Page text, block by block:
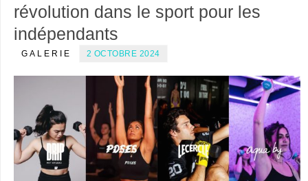
révolution dans le sport pour les
indépendants
GALERIE 2 OCTOBRE 2024